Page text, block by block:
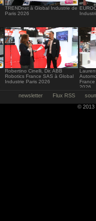
TRENDnet à Global Industrie de
Paris 2026
Robertino Cinelli, Dir. ABB
Robotics France SAS à Global
Industrie Paris 2026
2026
newsletter Flux RSS
© 2013